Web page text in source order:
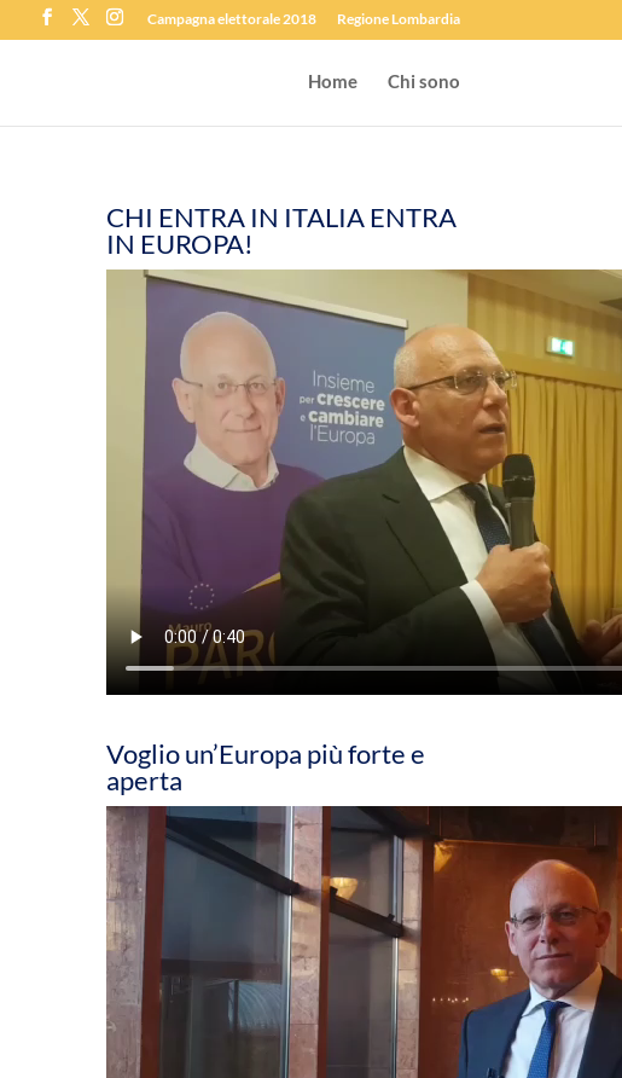
Campagna elettorale 2018 Regione Lombardia
Home Chi sono
CHI ENTRA IN ITALIA ENTRA
IN EUROPA!
Voglio un’Europa più forte e
aperta